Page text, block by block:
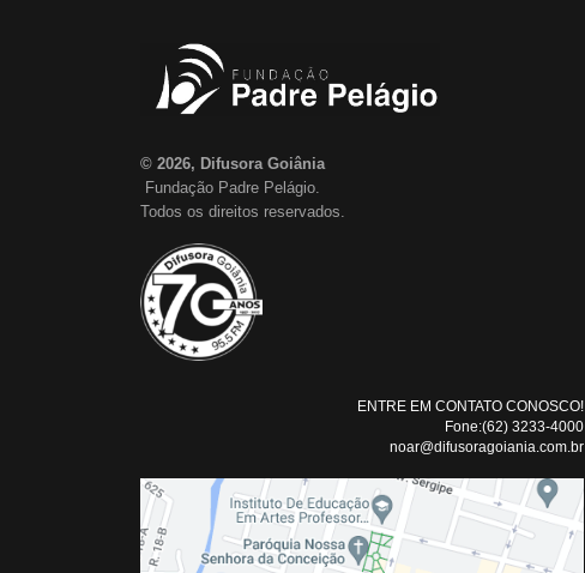
© 2026, Difusora Goiânia
Fundação Padre Pelágio.
Todos os direitos reservados.
ENTRE EM CONTATO CONOSCO!
Fone:(62) 3233-4000
noar@difusoragoiania.com.br